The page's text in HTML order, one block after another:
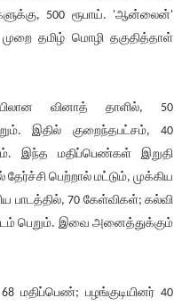
500 ரூபாய். 'ஆன்லைன்'
தமிழ் மொழி தகுதித்தாள்
வினாத் தாளில், 50
இதில் குறைந்தபட்சம், 40
இந்த மதிப்பெண்கள் இறுதி
பெற்றால் மட்டும், முக்கிய
பாடத்தில், 70 கேள்விகள்; கல்வி
பெறும். இவை அனைத்துக்கும்
மதிப்பெண்; பழங்குடியினர் 40